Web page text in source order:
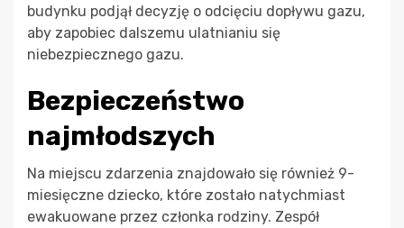
budynku podjął decyzję o odcięciu dopływu gazu,
aby zapobiec dalszemu ulatnianiu się
niebezpiecznego gazu.
Bezpieczeństwo
najmłodszych
Na miejscu zdarzenia znajdowało się również 9-
miesięczne dziecko, które zostało natychmiast
ewakuowane przez członka rodziny. Zespół